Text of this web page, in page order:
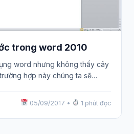
trong word 2010
word nhưng không thấy cây
hợp này chúng ta sẽ…
05/09/2017 • 1 phút đọc